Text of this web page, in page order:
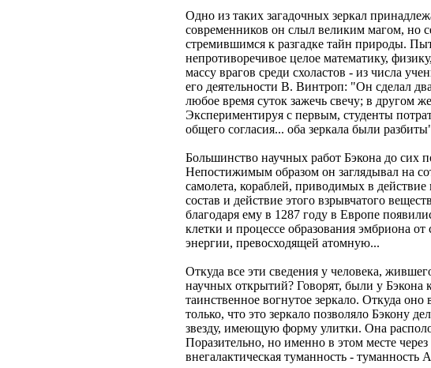
Одно из таких загадочных зеркал
современников он слыл великим магом, но
стремившимся к разгадке тайн природы.
непротиворечивое целое математику,
массу врагов среди схоластов - из числа
его деятельности В. Винтроп: "Он сделал
любое время суток зажечь свечу; в другом
Экспериментируя с первым, студенты
общего согласия... оба зеркала были
Большинство научных работ Бэкона до сих
Непостижимым образом он заглядывал на
самолета, кораблей, приводимых в
состав и действие этого взрывчатого
благодаря ему в 1287 году в Европе
клетки и процессе образования эмбриона
энергии, превосходящей атомную...
Откуда все эти сведения у человека,
научных открытий? Говорят, были у
таинственное вогнутое зеркало. Откуда оно
только, что это зеркало позволяло Бэкону
звезду, имеющую форму улитки. Она
Поразительно, но именно в этом месте
внегалактическая туманность - туманность